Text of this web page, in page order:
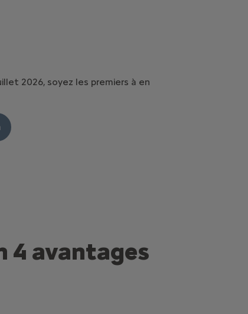
2026, soyez les premiers à en
4 avantages